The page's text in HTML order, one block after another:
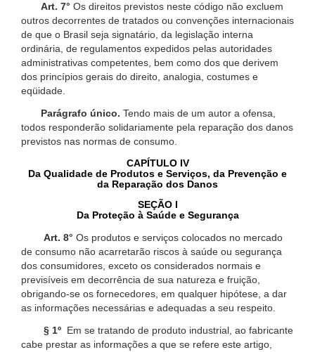
Art. 7° Os direitos previstos neste código não excluem
outros decorrentes de tratados ou convenções internacionais
de que o Brasil seja signatário, da legislação interna
ordinária, de regulamentos expedidos pelas autoridades
administrativas competentes, bem como dos que derivem
dos princípios gerais do direito, analogia, costumes e
eqüidade.
Parágrafo único. Tendo mais de um autor a ofensa,
todos responderão solidariamente pela reparação dos danos
previstos nas normas de consumo.
CAPÍTULO IV
Da Qualidade de Produtos e Serviços, da Prevenção e
da Reparação dos Danos
SEÇÃO I
Da Proteção à Saúde e Segurança
Art. 8° Os produtos e serviços colocados no mercado
de consumo não acarretarão riscos à saúde ou segurança
dos consumidores, exceto os considerados normais e
previsíveis em decorrência de sua natureza e fruição,
obrigando-se os fornecedores, em qualquer hipótese, a dar
as informações necessárias e adequadas a seu respeito.
§ 1º Em se tratando de produto industrial, ao fabricante
cabe prestar as informações a que se refere este artigo,